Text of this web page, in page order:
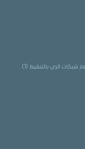
شبكات الري بالتنقيط (1)